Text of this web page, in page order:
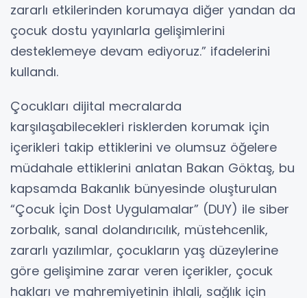
zararlı etkilerinden korumaya diğer yandan da
çocuk dostu yayınlarla gelişimlerini
desteklemeye devam ediyoruz.” ifadelerini
kullandı.
Çocukları dijital mecralarda
karşılaşabilecekleri risklerden korumak için
içerikleri takip ettiklerini ve olumsuz öğelere
müdahale ettiklerini anlatan Bakan Göktaş, bu
kapsamda Bakanlık bünyesinde oluşturulan
“Çocuk İçin Dost Uygulamalar” (DUY) ile siber
zorbalık, sanal dolandırıcılık, müstehcenlik,
zararlı yazılımlar, çocukların yaş düzeylerine
göre gelişimine zarar veren içerikler, çocuk
hakları ve mahremiyetinin ihlali, sağlık için